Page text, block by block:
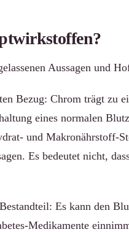
Aussagen und
Bezug: Chrom trägt zu
eines normalen
und Makronährstoff-
Es bedeutet nicht,
Es kann den
Medikamente